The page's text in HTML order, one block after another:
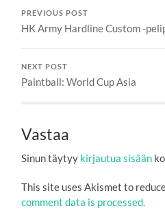
PREVIOUS POST
HK Army Hardline Custom -
NEXT POST
Paintball: World Cup Asia
Vastaa
Sinun täytyy kirjautua sisään
This site uses Akismet to
comment data is processed.